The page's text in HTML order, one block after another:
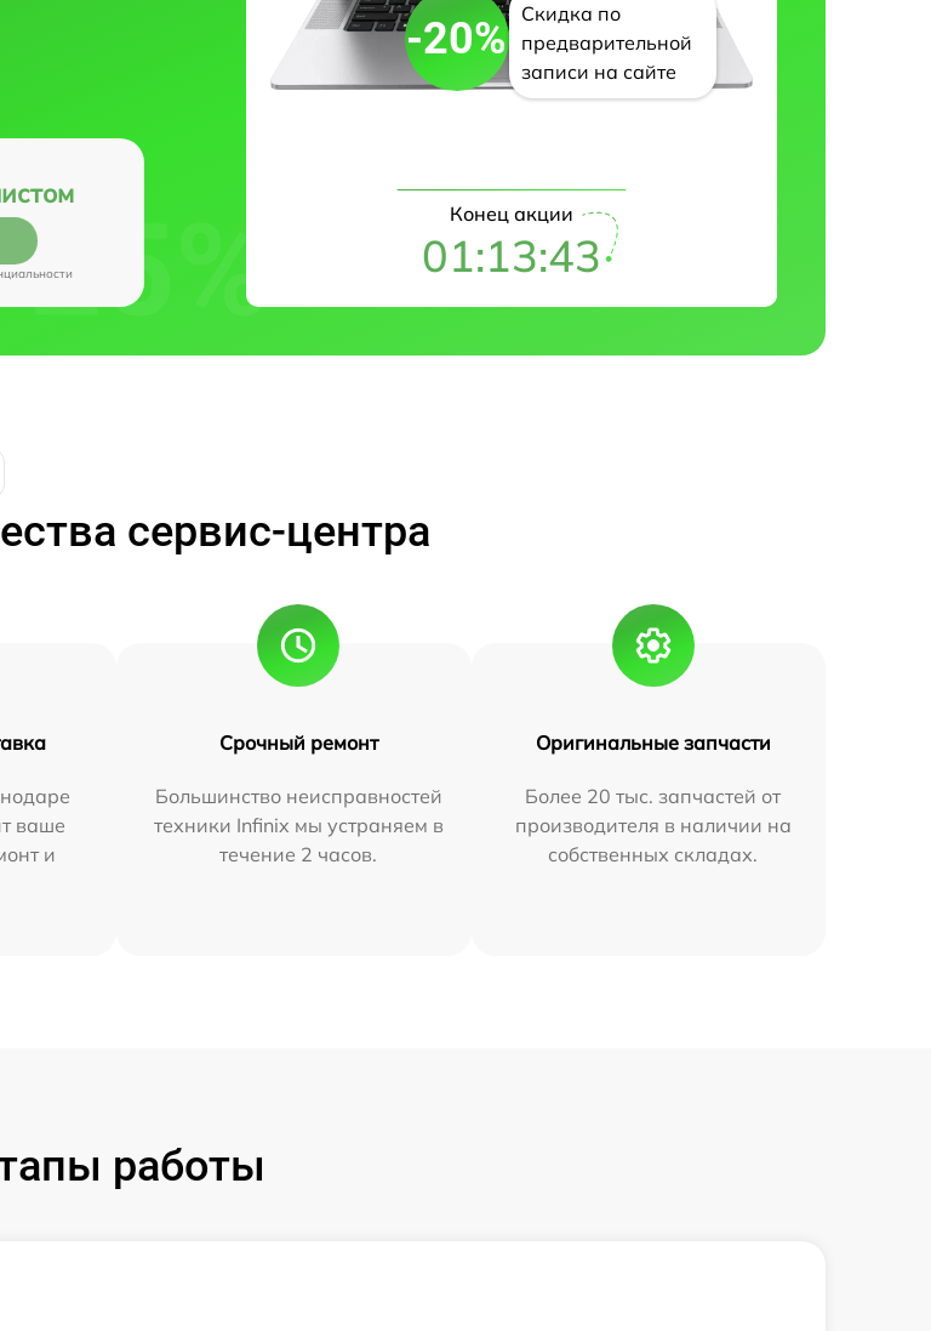
-20%
Скидка по
предварительной
записи на сайте
Конец акции
01:13:42
сервис-центра
ваше
и
Срочный ремонт
Большинство неисправностей
техники Infinix мы устраняем в
течение 2 часов.
Оригинальные запчасти
Более 20 тыс. запчастей от
производителя в наличии на
собственных складах.
работы